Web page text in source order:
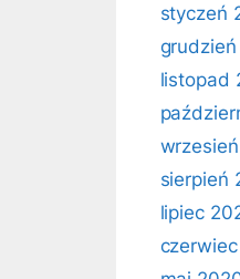
styczeń
listopad
sierpień
lipiec